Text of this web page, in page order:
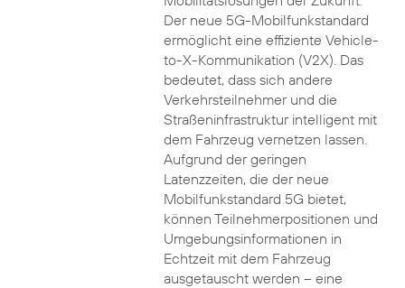
Der neue 5G-Mobilfunkstandard
ermöglicht eine effiziente Vehicle-
to-X-Kommunikation (V2X). Das
bedeutet, dass sich andere
Verkehrsteilnehmer und die
Straßeninfrastruktur intelligent mit
dem Fahrzeug vernetzen lassen.
Aufgrund der geringen
Latenzzeiten, die der neue
Mobilfunkstandard 5G bietet,
können Teilnehmerpositionen und
Umgebungsinformationen in
Echtzeit mit dem Fahrzeug
ausgetauscht werden – eine